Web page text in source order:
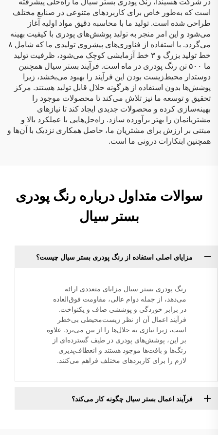
است که به‌طور خاص برای کاربردهای متنوعی در صنایع مختلف
طراحی شده است. تولید ما با محاسبه دقیق مواد اولیه آغاز
می‌شود و این امر منجر به تولید پوشش‌های پودری با کیفیت بهینه
می‌گردد. با استفاده از فناوری‌های پیشروی تولیدی ما که شامل ۸
خط تولید بزرگ و ۳ خط آزمایشی کوچک می‌شود، ظرفیت تولید
ما ۵۰۰ تن رنگ پودری در ماه است. فرآیند بستر سیال همچنین
دوستدار محیط‌زیست بودن این فرآیند را بهبود می‌بخشد، زیرا
پوشش‌ها بدون استفاده از هرگونه حلال قابل تولید هستند. مرکز
تحقیق و توسعه ما نیز تلاش می‌کند تا محصولات موجود را
بهینه‌سازی کرده و محصولات جدیدی ایجاد کند تا نیازهای
مشتریانمان را بهتر برآورده سازد. راه‌حل‌هایی با عملکرد بالا و
مبتنی بر ارزش برای مشتریان ما، حاصل همکاری نزدیک با آن‌ها و
همچنین ابتکارات درونی ما است.
سوالات متداول درباره رنگ پودری
بستر سیال
مزایای اصلی استفاده از رنگ پودری بستر سیال چیست؟
رنگ پودری بستر سیال مزایای متعددی ارائه
می‌دهد، از جمله دوام عالی، مقاومت فوق‌العاده
در برابر خوردگی و پوششی صاف و یکنواخت.
فرآیند اعمال آن از نظر زیست‌محیطی بی‌خطر
است، زیرا نیازی به حلال‌ها را از بین می‌برد. علاوه
بر این، پوشش‌های پودری در طیف گسترده‌ای از
رنگ‌ها و بافت‌ها موجود هستند و انعطاف‌پذیری
لازم را برای کاربردهای مختلف فراهم می‌کنند.
فرآیند اعمال بستر سیال چگونه کار می‌کند؟